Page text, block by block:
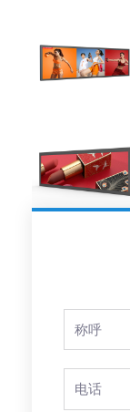
Name
Phone